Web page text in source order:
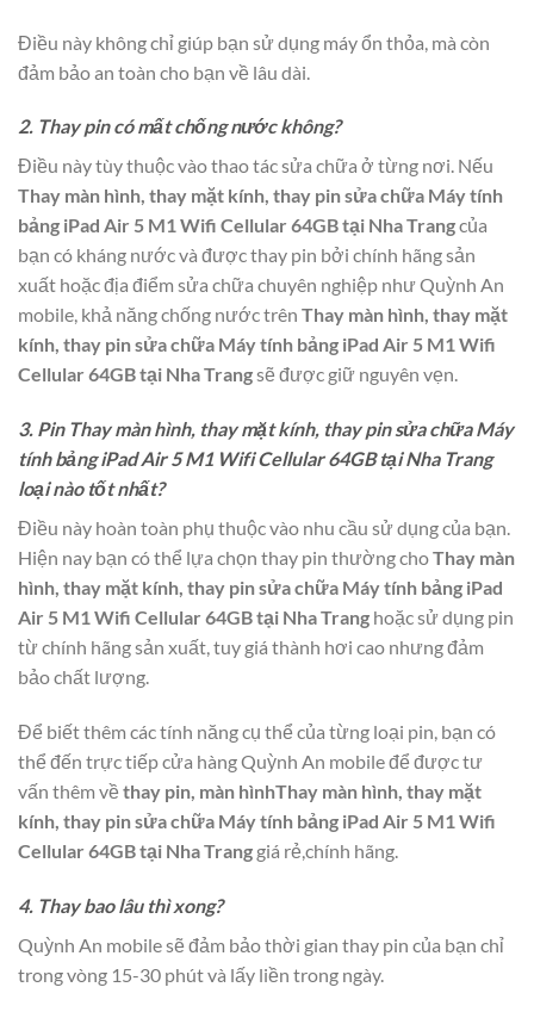
Điều này không chỉ giúp bạn sử dụng máy ổn thỏa, mà còn
đảm bảo an toàn cho bạn về lâu dài.
2. Thay pin có mất chống nước không?
Điều này tùy thuộc vào thao tác sửa chữa ở từng nơi. Nếu
Thay màn hình, thay mặt kính, thay pin sửa chữa Máy tính
bảng iPad Air 5 M1 Wifi Cellular 64GB tại Nha Trangcủa
bạn có kháng nước và được thay pin bởi chính hãng sản
xuất hoặc địa điểm sửa chữa chuyên nghiệp như Quỳnh An
mobile, khả năng chống nước trên Thay màn hình, thay mặt
kính, thay pin sửa chữa Máy tính bảng iPad Air 5 M1 Wifi
Cellular 64GB tại Nha Trangsẽ được giữ nguyên vẹn.
3. Pin Thay màn hình, thay mặt kính, thay pin sửa chữa Máy
tính bảng iPad Air 5 M1 Wifi Cellular 64GB tại Nha Trang
loại nào tốt nhất?
Điều này hoàn toàn phụ thuộc vào nhu cầu sử dụng của bạn.
Hiện nay bạn có thể lựa chọn thay pin thường choThay màn
hình, thay mặt kính, thay pin sửa chữa Máy tính bảng iPad
Air 5 M1 Wifi Cellular 64GB tại Nha Trang hoặc sử dụng pin
từ chính hãng sản xuất, tuy giá thành hơi cao nhưng đảm
bảo chất lượng.
Để biết thêm các tính năng cụ thể của từng loại pin, bạn có
thể đến trực tiếp cửa hàng Quỳnh An mobile để được tư
vấn thêm về thay pin, màn hìnhThay màn hình, thay mặt
kính, thay pin sửa chữa Máy tính bảng iPad Air 5 M1 Wifi
Cellular 64GB tại Nha Trang giá rẻ,chính hãng.
4. Thay bao lâu thì xong?
Quỳnh An mobile sẽ đảm bảo thời gian thay pin của bạn chỉ
trong vòng 15-30 phút và lấy liền trong ngày.